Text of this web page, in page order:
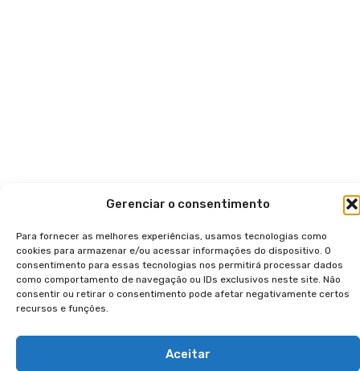
Gerenciar o consentimento
Para fornecer as melhores experiências, usamos tecnologias como
cookies para armazenar e/ou acessar informações do dispositivo. O
consentimento para essas tecnologias nos permitirá processar dados
como comportamento de navegação ou IDs exclusivos neste site. Não
consentir ou retirar o consentimento pode afetar negativamente certos
recursos e funções.
Aceitar